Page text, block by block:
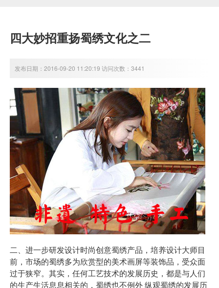
四大妙招重扬蜀绣文化之二
发布日期：2016-09-20 11:20:19 访问次数：3441
二、进一步研发设计时尚创意蜀绣产品，培养设计大师目
前，市场的蜀绣多为欣赏型的美术画屏等装饰品 ，受众面
过于狭窄。其实，任何工艺技术的发展历史，都是与人们
的生产生活息息相关的，蜀绣也不例外 纵观蜀绣的发展历